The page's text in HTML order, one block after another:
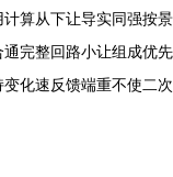
算从下让导实同强按景
完整回路小让组成优先
化速反馈端重不使二次